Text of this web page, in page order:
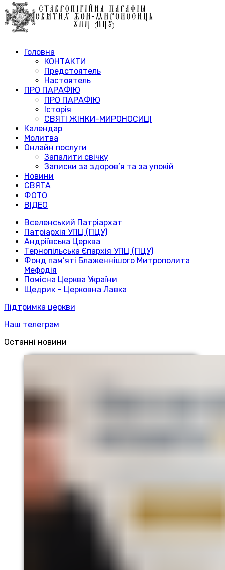
Головна
КОНТАКТИ
Предстоятель
Настоятель
ПРО ПАРАФІЮ
ПРО ПАРАФІЮ
Історія
СВЯТІ ЖІНКИ-МИРОНОСИЦІ
Календар
Молитва
Онлайн послуги
Запалити свічку
Записки за здоров’я та за упокій
Новини
СВЯТА
ФОТО
ВІДЕО
Вселенський Патріархат
Патріархія УПЦ (ПЦУ)
Андріївська Церква
Тернопільська Єпархія УПЦ (ПЦУ)
Фонд пам’яті Блаженнішого Митрополита
Мефодія
Помісна Церква України
Щедрик – Церковна Лавка
Підтримка церкви
Наш телеграм
Останні новини